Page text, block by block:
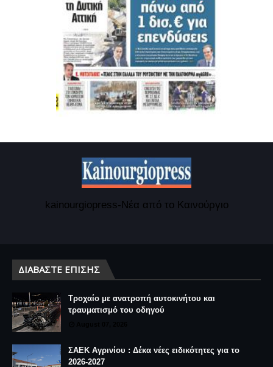
kainourgiopress-Νέα από το Καινούργιο
ΔΙΑΒΆΣΤΕ ΕΠΊΣΗΣ
Τροχαίο με ανατροπή αυτοκινήτου και
τραυματισμό του οδηγού
ΣΑΕΚ Αγρινίου : Δέκα νέες ειδικότητες για το
2026-2027